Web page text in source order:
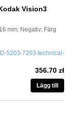
Vision3
mm; Negativ; Färg
5203-7203-technical-
356.70 zł
Lägg till